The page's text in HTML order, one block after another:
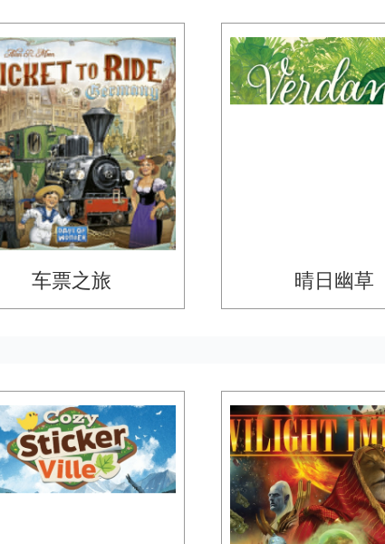
车票之旅 晴日幽草